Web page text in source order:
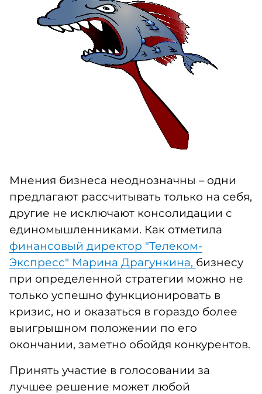
Мнения бизнеса неоднозначны – одни
предлагают рассчитывать только на себя,
другие не исключают консолидации с
единомышленниками. Как отметила
финансовый директор "Телеком-
Экспресс" Марина Драгункина, бизнесу
при определенной стратегии можно не
только успешно функционировать в
кризис, но и оказаться в гораздо более
выигрышном положении по его
окончании, заметно обойдя конкурентов.
Принять участие в голосовании за
лучшее решение может любой